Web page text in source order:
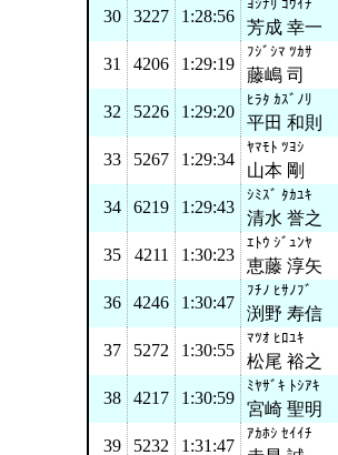
30
3227 1:28:56
ﾖｼﾅﾘ ｺｳｲﾁ
芳成 幸一
31
4206 1:29:19
ﾌｼﾞｼﾏ ﾂｶｻ
藤嶋 司
32
5226 1:29:20
ﾋﾗﾀ ｶｽﾞﾉﾘ
平田 和則
33
5267 1:29:34
ﾔﾏﾓﾄ ﾂﾖｼ
山本 剛
34
6219 1:29:43
ｼﾐｽﾞ ﾀｶﾕｷ
清水 誉之
35
4211 1:30:23
ｴﾄｳ ｼﾞｭﾝﾔ
恵藤 淳矢
36
4246 1:30:47
ﾌﾁﾉ ﾋｻﾉﾌﾞ
渕野 寿信
37
5272 1:30:55
ﾏﾂｵ ﾋﾛﾕｷ
松尾 裕之
38
4217 1:30:59
ﾐﾔｻﾞｷ ﾄｼｱｷ
宮崎 聖明
39
5232 1:31:47
ｱｶﾎｼ ｾｲｲﾁ